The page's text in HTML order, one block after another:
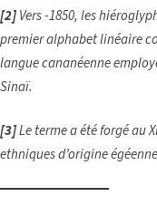
[2]Vers -1850, les
premier alphabet linéaire
langue cananéenne
Sinaï.
[3]Le terme a été forgé au
ethniques d’origine